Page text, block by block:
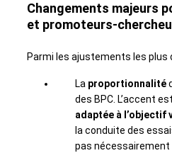
Changements majeurs
et promoteurs-
Parmi les ajustements les plus
La proportionnalité
des BPC. L’accent
adaptée à l’objectif
la conduite des
pas